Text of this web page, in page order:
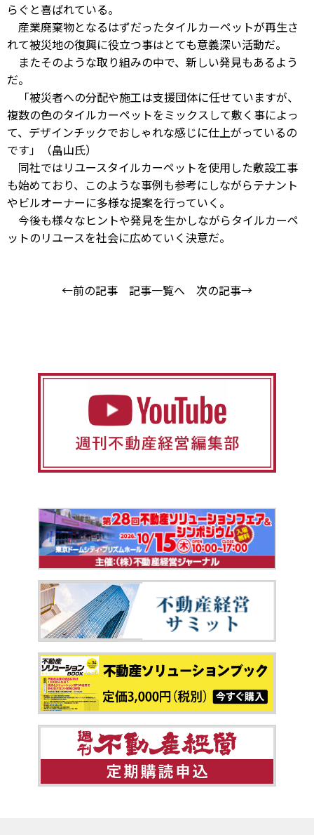
らぐと喜ばれている。
産業廃棄物となるはずだったタイルカーペットが再生さ
れて被災地の復興に役立つ事はとても意義深い活動だ。
またそのような取り組みの中で、新しい発見もあるよう
だ。
「被災者への分配や施工は支援団体に任せていますが、
複数の色のタイルカーペットをミックスして敷く事によっ
て、デザインチックでおしゃれな感じに仕上がっているの
です」（畠山氏）
同社ではリユースタイルカーペットを使用した敷設工事
も始めており、このような事例も参考にしながらテナント
やビルオーナーに多様な提案を行っていく。
今後も様々なヒントや発見を生かしながらタイルカーペ
ットのリユースを社会に広めていく決意だ。
←前の記事 記事一覧へ 次の記事→